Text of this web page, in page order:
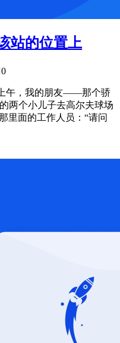
站的位置上
0
午，我的朋友――那个骄
两个小儿子去高尔夫球场
里面的工作人员：“请问